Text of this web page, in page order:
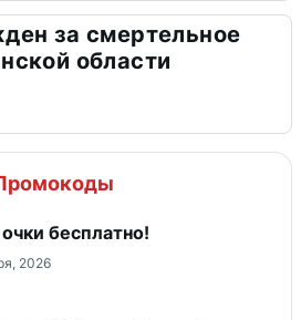
за смертельное
области
бесплатно!
2026